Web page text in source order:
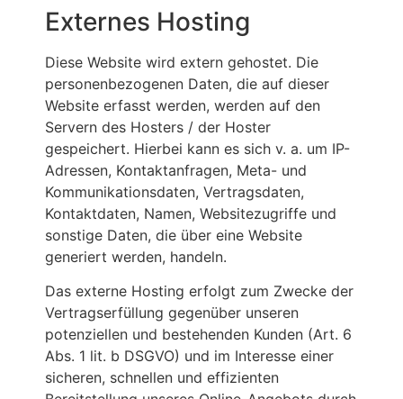
Externes Hosting
Diese Website wird extern gehostet. Die
personenbezogenen Daten, die auf dieser
Website erfasst werden, werden auf den
Servern des Hosters / der Hoster
gespeichert. Hierbei kann es sich v. a. um IP-
Adressen, Kontaktanfragen, Meta- und
Kommunikationsdaten, Vertragsdaten,
Kontaktdaten, Namen, Websitezugriffe und
sonstige Daten, die über eine Website
generiert werden, handeln.
Das externe Hosting erfolgt zum Zwecke der
Vertragserfüllung gegenüber unseren
potenziellen und bestehenden Kunden (Art. 6
Abs. 1 lit. b DSGVO) und im Interesse einer
sicheren, schnellen und effizienten